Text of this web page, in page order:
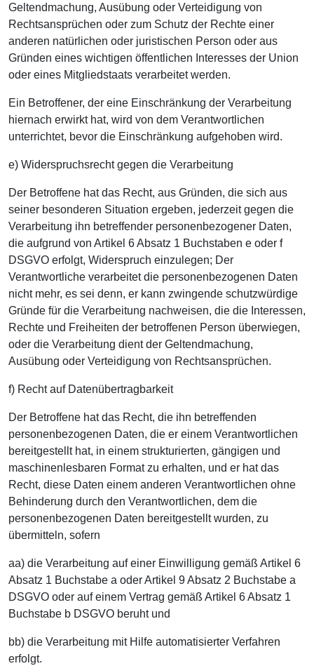
Geltendmachung, Ausübung oder Verteidigung von
Rechtsansprüchen oder zum Schutz der Rechte einer
anderen natürlichen oder juristischen Person oder aus
Gründen eines wichtigen öffentlichen Interesses der Union
oder eines Mitgliedstaats verarbeitet werden.
Ein Betroffener, der eine Einschränkung der Verarbeitung
hiernach erwirkt hat, wird von dem Verantwortlichen
unterrichtet, bevor die Einschränkung aufgehoben wird.
e) Widerspruchsrecht gegen die Verarbeitung
Der Betroffene hat das Recht, aus Gründen, die sich aus
seiner besonderen Situation ergeben, jederzeit gegen die
Verarbeitung ihn betreffender personenbezogener Daten,
die aufgrund von Artikel 6 Absatz 1 Buchstaben e oder f
DSGVO erfolgt, Widerspruch einzulegen; Der
Verantwortliche verarbeitet die personenbezogenen Daten
nicht mehr, es sei denn, er kann zwingende schutzwürdige
Gründe für die Verarbeitung nachweisen, die die Interessen,
Rechte und Freiheiten der betroffenen Person überwiegen,
oder die Verarbeitung dient der Geltendmachung,
Ausübung oder Verteidigung von Rechtsansprüchen.
f) Recht auf Datenübertragbarkeit
Der Betroffene hat das Recht, die ihn betreffenden
personenbezogenen Daten, die er einem Verantwortlichen
bereitgestellt hat, in einem strukturierten, gängigen und
maschinenlesbaren Format zu erhalten, und er hat das
Recht, diese Daten einem anderen Verantwortlichen ohne
Behinderung durch den Verantwortlichen, dem die
personenbezogenen Daten bereitgestellt wurden, zu
übermitteln, sofern
aa) die Verarbeitung auf einer Einwilligung gemäß Artikel 6
Absatz 1 Buchstabe a oder Artikel 9 Absatz 2 Buchstabe a
DSGVO oder auf einem Vertrag gemäß Artikel 6 Absatz 1
Buchstabe b DSGVO beruht und
bb) die Verarbeitung mit Hilfe automatisierter Verfahren
erfolgt.